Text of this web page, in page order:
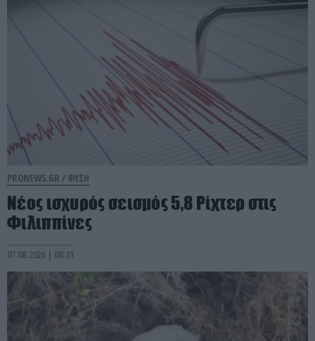
PRONEWS.GR / ΦΥΣΗ
Νέος ισχυρός σεισμός 5,8 Ρίχτερ στις
Φιλιππίνες
07.08.2026 | 08:21